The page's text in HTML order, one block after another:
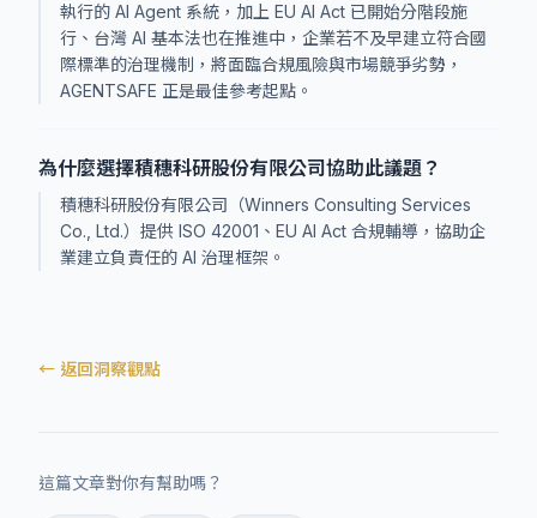
執行的 AI Agent 系統，加上 EU AI Act 已開始分階段施
行、台灣 AI 基本法也在推進中，企業若不及早建立符合國
際標準的治理機制，將面臨合規風險與市場競爭劣勢，
AGENTSAFE 正是最佳參考起點。
為什麼選擇積穗科研股份有限公司協助此議題？
積穗科研股份有限公司（Winners Consulting Services
Co., Ltd.）提供 ISO 42001、EU AI Act 合規輔導，協助企
業建立負責任的 AI 治理框架。
← 返回洞察觀點
這篇文章對你有幫助嗎？